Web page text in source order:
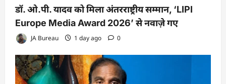
डॉ. ओ.पी. यादव को मिला अंतरराष्ट्रीय सम्मान, ‘LIPI
Europe Media Award 2026’ से नवाज़े गए
JA Bureau 1 day ago 0